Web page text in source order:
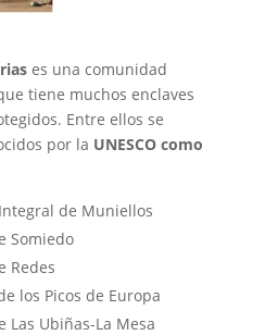
es una comunidad
tiene muchos enclaves
Entre ellos se
por la UNESCO como
de Muniellos
Somiedo
Redes
los Picos de Europa
Ubiñas-La Mesa